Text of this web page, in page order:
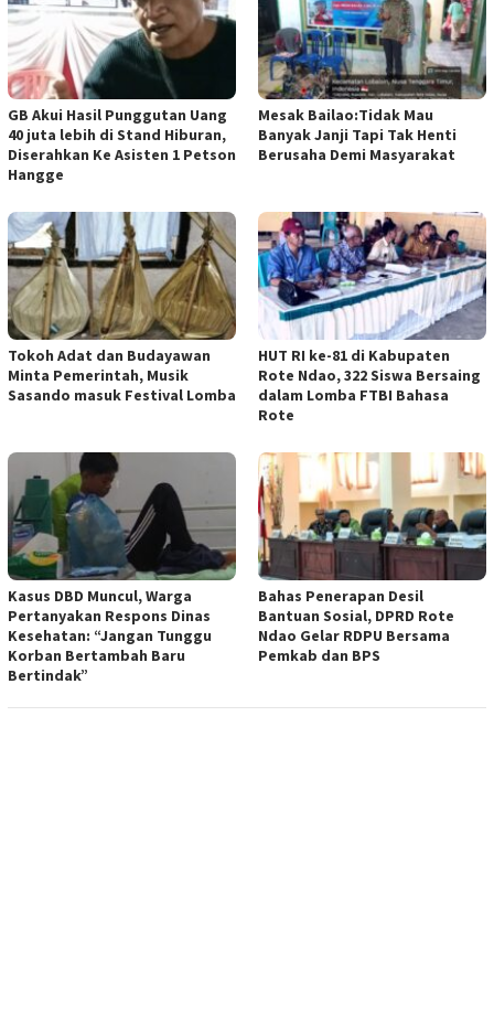
GB Akui Hasil Punggutan Uang
40 juta lebih di Stand Hiburan,
Diserahkan Ke Asisten 1 Petson
Hangge
Mesak Bailao:Tidak Mau
Banyak Janji Tapi Tak Henti
Berusaha Demi Masyarakat
Tokoh Adat dan Budayawan
Minta Pemerintah, Musik
Sasando masuk Festival Lomba
HUT RI ke-81 di Kabupaten
Rote Ndao, 322 Siswa Bersaing
dalam Lomba FTBI Bahasa
Rote
Kasus DBD Muncul, Warga
Pertanyakan Respons Dinas
Kesehatan: “Jangan Tunggu
Korban Bertambah Baru
Bertindak”
Bahas Penerapan Desil
Bantuan Sosial, DPRD Rote
Ndao Gelar RDPU Bersama
Pemkab dan BPS